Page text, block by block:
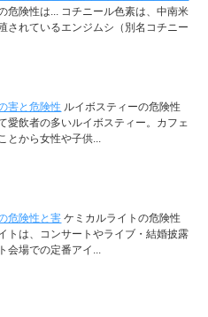
危険性は... コチニール色素は、中南米
されているエンジムシ（別名コチニー
害と危険性 ルイボスティーの危険性
愛飲者の多いルイボスティー。カフェ
とから女性や子供...
危険性と害 ケミカルライトの危険性
トは、コンサートやライブ・結婚披露
会場での定番アイ...